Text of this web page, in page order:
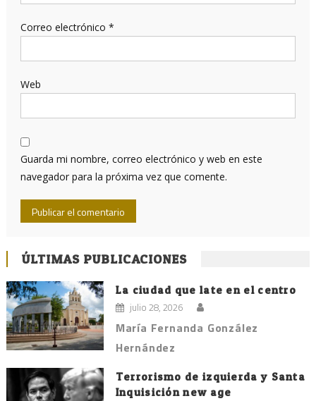
Correo electrónico *
Web
Guarda mi nombre, correo electrónico y web en este
navegador para la próxima vez que comente.
ÚLTIMAS PUBLICACIONES
La ciudad que late en el centro
julio 28, 2026
María Fernanda González
Hernández
Terrorismo de izquierda y Santa
Inquisición new age